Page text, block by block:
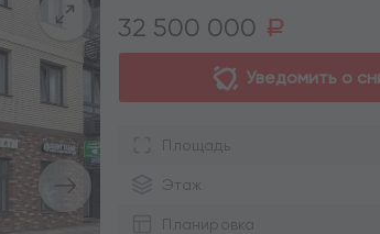
32 500 000 a
Уведомить о
Площадь
Этаж
Планировка